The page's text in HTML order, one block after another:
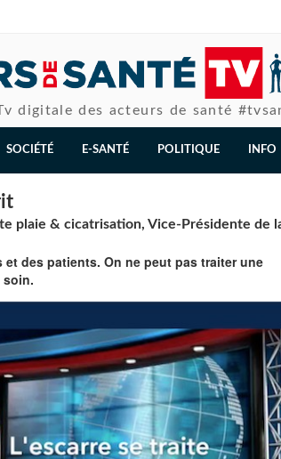
digitale des acteurs de santé
SOCIÉTÉ E-SANTÉ POLITIQUE INFO
plaie & cicatrisation, Vice-Présidente de
des patients. On ne peut pas traiter une
soin.